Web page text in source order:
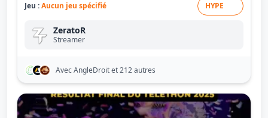
Jeu :Aucun jeu spécifié HYPE
ZeratoR
Streamer
Avec AngleDroitet 212 autres